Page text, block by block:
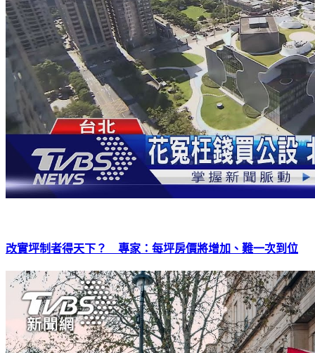
改實坪制者得天下？ 專家：每坪房價將增加、難一次到位